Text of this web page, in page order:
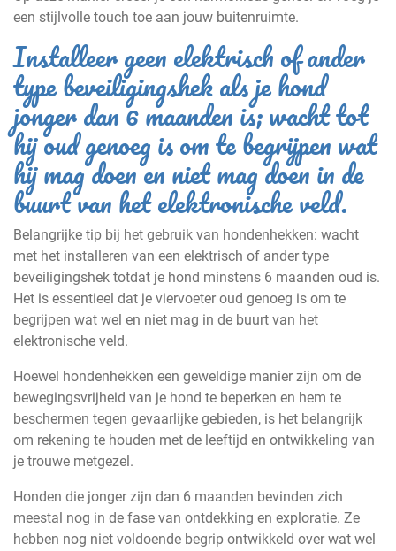
een stijlvolle touch toe aan jouw buitenruimte.
Installeer geen elektrisch of ander
type beveiligingshek als je hond
jonger dan 6 maanden is; wacht tot
hij oud genoeg is om te begrijpen wat
hij mag doen en niet mag doen in de
buurt van het elektronische veld.
Belangrijke tip bij het gebruik van hondenhekken: wacht
met het installeren van een elektrisch of ander type
beveiligingshek totdat je hond minstens 6 maanden oud is.
Het is essentieel dat je viervoeter oud genoeg is om te
begrijpen wat wel en niet mag in de buurt van het
elektronische veld.
Hoewel hondenhekken een geweldige manier zijn om de
bewegingsvrijheid van je hond te beperken en hem te
beschermen tegen gevaarlijke gebieden, is het belangrijk
om rekening te houden met de leeftijd en ontwikkeling van
je trouwe metgezel.
Honden die jonger zijn dan 6 maanden bevinden zich
meestal nog in de fase van ontdekking en exploratie. Ze
hebben nog niet voldoende begrip ontwikkeld over wat wel